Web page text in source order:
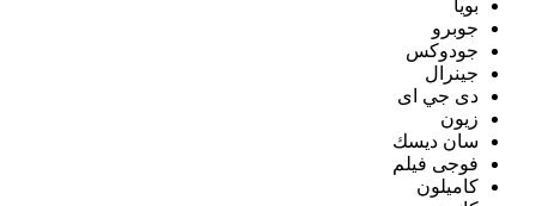
بويا
جوبرو
جودوكس
جينرال
دى جي اى
زيون
سان ديسك
فوجى فيلم
كاميلون